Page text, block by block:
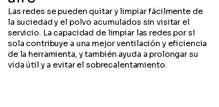
Las redes se pueden quitar y limpiar fácilmente de
la suciedad y el polvo acumulados sin visitar el
servicio. La capacidad de limpiar las redes por sí
sola contribuye a una mejor ventilación y eficiencia
de la herramienta, y también ayuda a prolongar su
vida útil y a evitar el sobrecalentamiento.